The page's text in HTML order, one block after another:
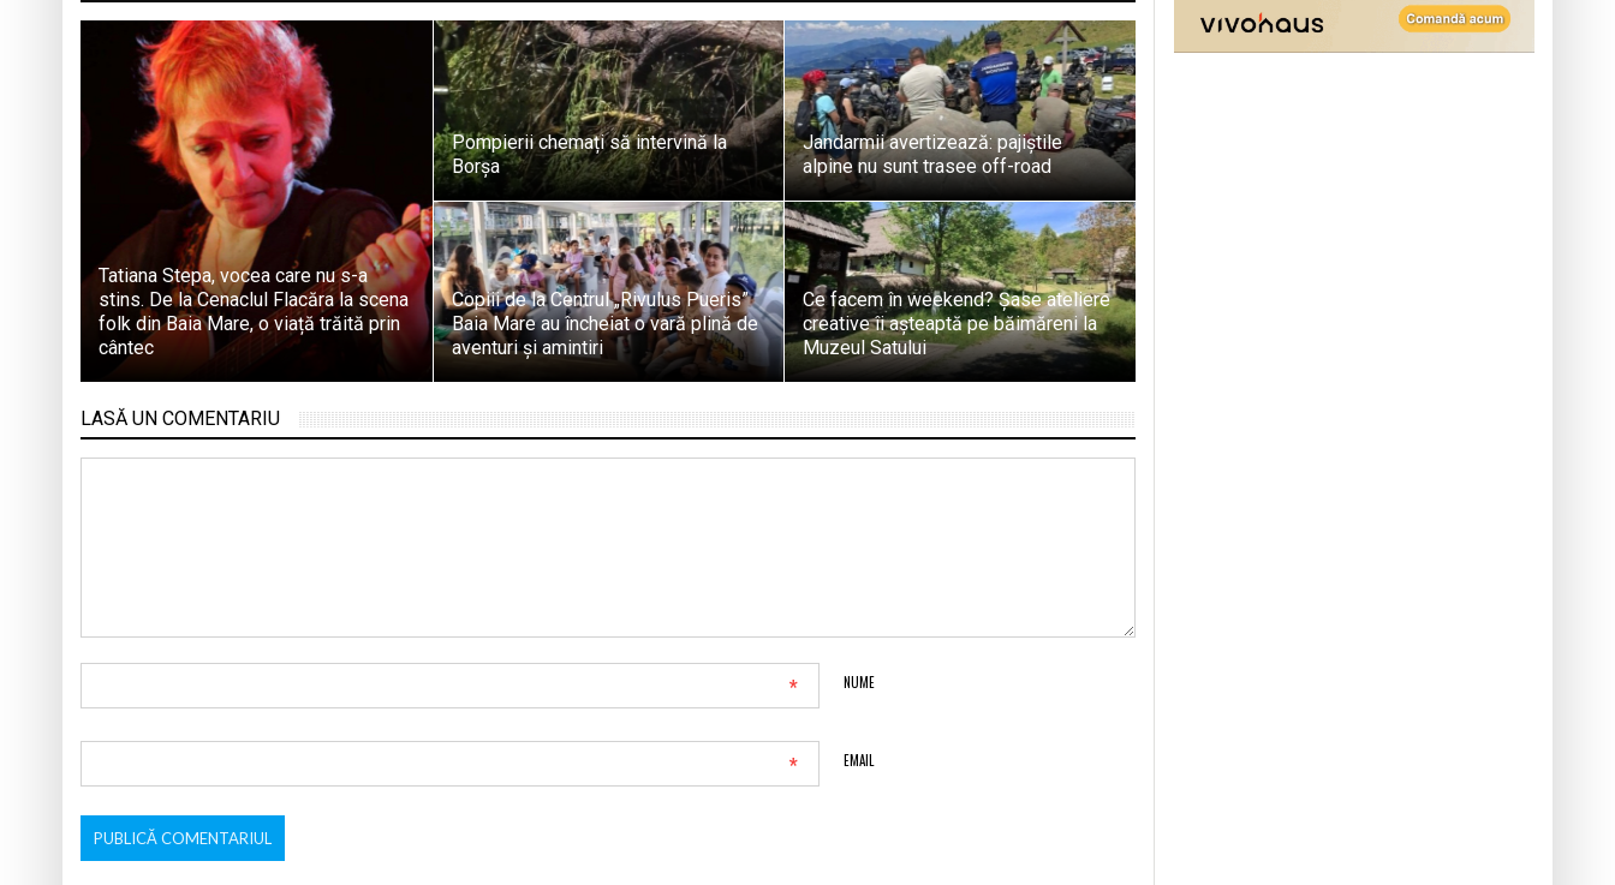
Tatiana Stepa, vocea care nu s-a
stins. De la Cenaclul Flacăra la scena
folk din Baia Mare, o viață trăită prin
cântec
Pompierii chemați să intervină la
Borșa
Jandarmii avertizează: pajiștile
alpine nu sunt trasee off-road
Copiii de la Centrul „Rivulus Pueris”
Baia Mare au încheiat o vară plină de
aventuri și amintiri
Ce facem în weekend? Șase ateliere
creative îi așteaptă pe băimăreni la
Muzeul Satului
LASĂ UN COMENTARIU
NUME
*
EMAIL
*